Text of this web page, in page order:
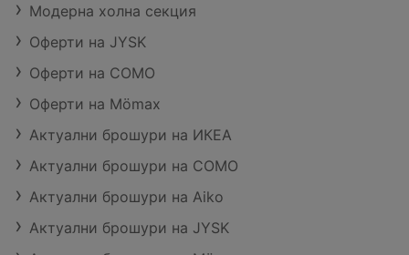
Модерна холна секция
Оферти на JYSK
Оферти на COMO
Оферти на Mömax
Актуални брошури на ИКЕА
Актуални брошури на COMO
Актуални брошури на Aiko
Актуални брошури на JYSK